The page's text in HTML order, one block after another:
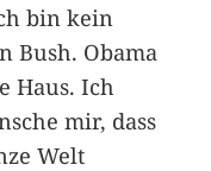
bin kein
Bush. Obama
Haus. Ich
mir, dass
Welt